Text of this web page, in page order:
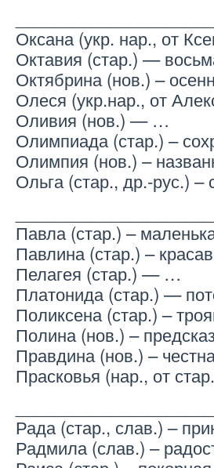
Оксана (укр. нар., от
Октавия (стар.) —
Октябрина (нов.) –
Олеся (укр.нар., от
Оливия (нов.) — …
Олимпиада (стар.) –
Олимпия (нов.) –
Ольга (стар., др.-рус.) –
Павла (стар.) –
Павлина (стар.) –
Пелагея (стар.) — …
Платонида (стар.) —
Поликсена (стар.) –
Полина (нов.) –
Правдина (нов.) –
Прасковья (нар., от
Рада (стар., слав.) –
Радмила (слав.) –